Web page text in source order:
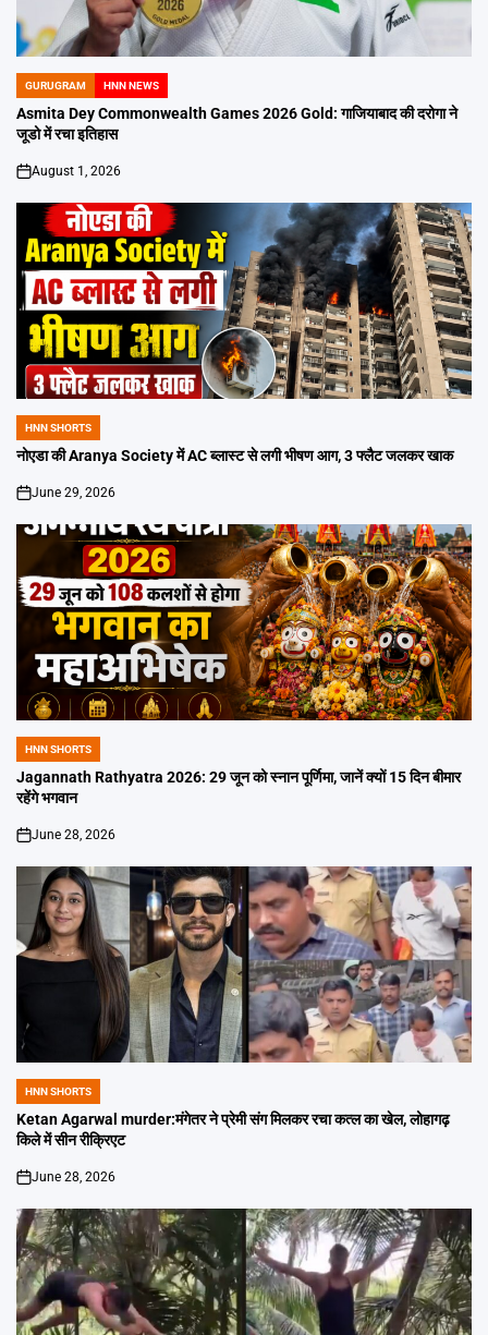
POSTED
IN
GURUGRAM HNN NEWS
Asmita Dey Commonwealth Games 2026 Gold: गाजियाबाद की दरोगा ने
जूडो में रचा इतिहास
on
August 1, 2026
POSTED
IN
HNN SHORTS
नोएडा की Aranya Society में AC ब्लास्ट से लगी भीषण आग, 3 फ्लैट जलकर खाक
on
June 29, 2026
POSTED
IN
HNN SHORTS
Jagannath Rathyatra 2026: 29 जून को स्नान पूर्णिमा, जानें क्यों 15 दिन बीमार
रहेंगे भगवान
on
June 28, 2026
POSTED
IN
HNN SHORTS
Ketan Agarwal murder:मंगेतर ने प्रेमी संग मिलकर रचा कत्ल का खेल, लोहागढ़
किले में सीन रीक्रिएट
on
June 28, 2026